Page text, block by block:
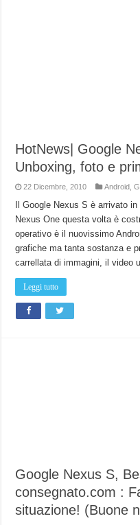
HotNews| Google
Unboxing, foto e
22 Dicembre, 2010 Android,
Il Google Nexus S è arrivato
Nexus One questa volta è
operativo è il nuovissimo
grafiche ma tanta sostanza e
carrellata di immagini, il video
Leggi tutto
Google Nexus S,
consegnato.com :
situazione! (Buone